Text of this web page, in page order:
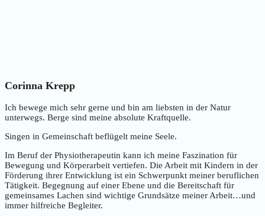
Corinna Krepp
Ich bewege mich sehr gerne und bin am liebsten in der Natur
unterwegs. Berge sind meine absolute Kraftquelle.
Singen in Gemeinschaft beflügelt meine Seele.
Im Beruf der Physiotherapeutin kann ich meine Faszination für
Bewegung und Körperarbeit vertiefen. Die Arbeit mit Kindern in der
Förderung ihrer Entwicklung ist ein Schwerpunkt meiner beruflichen
Tätigkeit. Begegnung auf einer Ebene und die Bereitschaft für
gemeinsames Lachen sind wichtige Grundsätze meiner Arbeit…und
immer hilfreiche Begleiter.